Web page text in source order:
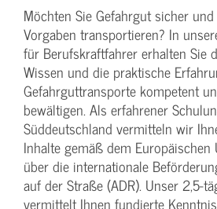
Möchten Sie Gefahrgut sicher
Vorgaben transportieren? In
für Berufskraftfahrer erhalten Sie
Wissen und die praktische
Gefahrguttransporte kompetent
bewältigen. Als erfahrener
Süddeutschland vermitteln wir
Inhalte gemäß dem
über die internationale
auf der Straße (ADR). Unser 2,5-
vermittelt Ihnen fundierte